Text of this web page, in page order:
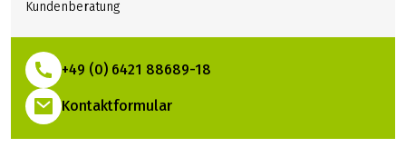
Kundenberatung
+49 (0) 6421 88689-18(Link öffnet in neuem Tab)
Kontaktformular